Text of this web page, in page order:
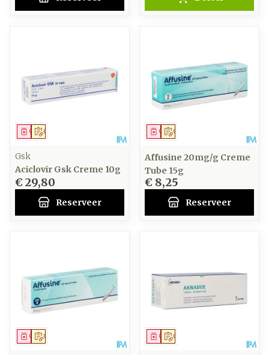
Op voorschrift
Geneesmiddel
Gsk
Aciclovir Gsk Creme 10g
€ 29,80
Reserveer
Op voorschrift
Geneesmiddel
Affusine 20mg/g Creme
Tube 15g
€ 8,25
Reserveer
Op voorschrift
Geneesmiddel Op voorschrift
Geneesmiddel